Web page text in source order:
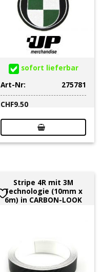
sofort lieferbar
Art-Nr:
275781
CHF9.50
Stripe 4R mit 3M
Technologie (10mm x
6m) in CARBON-LOOK